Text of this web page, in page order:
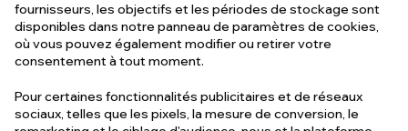
fournisseurs, les objectifs et les périodes de stockage sont
disponibles dans notre panneau de paramètres de cookies,
où vous pouvez également modifier ou retirer votre
consentement à tout moment.
Pour certaines fonctionnalités publicitaires et de réseaux
sociaux, telles que les pixels, la mesure de conversion, le